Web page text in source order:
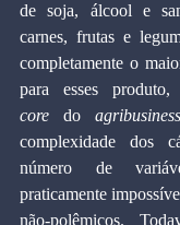
de soja, álcool e
carnes, frutas e
completamente o
core do agribusiness
complexidade dos
número de
praticamente
não-polêmicos.